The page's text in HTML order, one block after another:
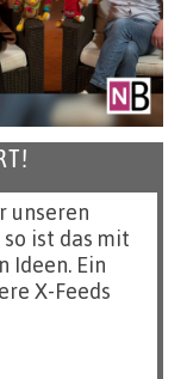
unseren
ist das mit
Ideen. Ein
X-Feeds